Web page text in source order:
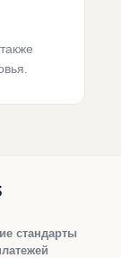
стандарты